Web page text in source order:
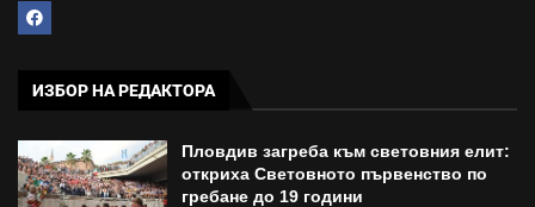
ИЗБОР НА РЕДАКТОРА
Пловдив загреба към световния елит:
откриха Световното първенство по
гребане до 19 години